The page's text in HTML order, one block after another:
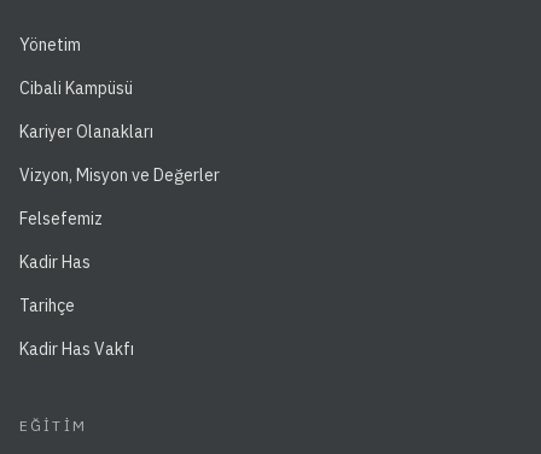
Yönetim
Cibali Kampüsü
Kariyer Olanakları
Vizyon, Misyon ve Değerler
Felsefemiz
Kadir Has
Tarihçe
Kadir Has Vakfı
EĞITIM